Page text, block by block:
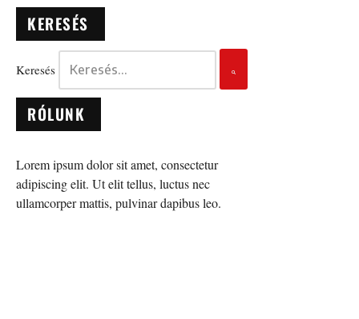
KERESÉS
Keresés
RÓLUNK
Lorem ipsum dolor sit amet, consectetur
adipiscing elit. Ut elit tellus, luctus nec
ullamcorper mattis, pulvinar dapibus leo.